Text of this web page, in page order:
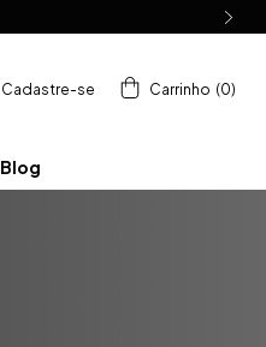
Cadastre-se Carrinho (0)
Blog